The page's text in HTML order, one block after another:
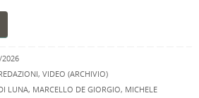
, VIDEO (ARCHIVIO)
LUNA, MARCELLO DE GIORGIO, MICHELE